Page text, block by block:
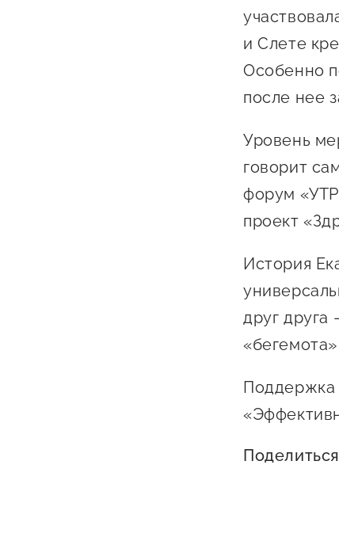
и Слете
Особенно
после нее
Уровень
говорит
форум
проект
История
друг друга
Поддержка